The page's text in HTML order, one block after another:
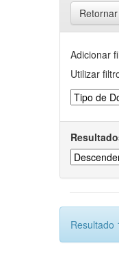
Adicionar
Utilizar
Resultado